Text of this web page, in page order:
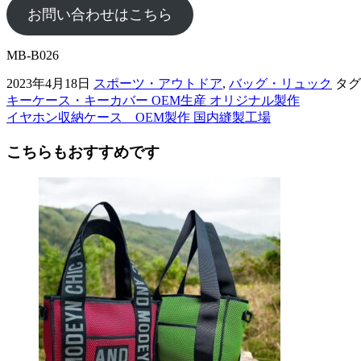
お問い合わせはこちら
MB-B026
2023年4月18日 スポーツ・アウトドア, バッグ・リュック タ
前
後
の
キーケース・キーカバー OEM生産 オリジナル製作
イヤホン収納ケース OEM製作 国内縫製工場
こちらもおすすめです